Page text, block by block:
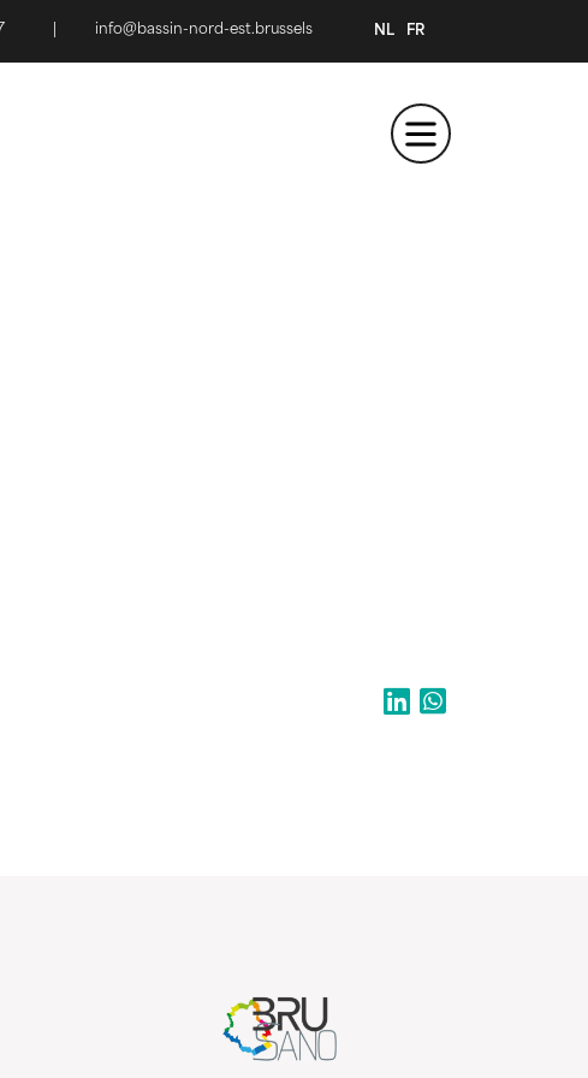
info@bassin-nord-est.brussels NL FR